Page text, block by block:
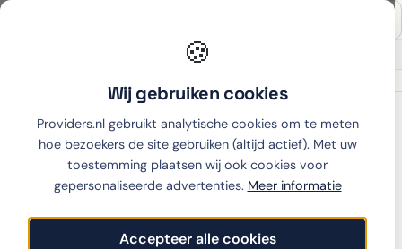
🍪
Wij gebruiken cookies
Providers.nl gebruikt analytische cookies om te meten
hoe bezoekers de site gebruiken (altijd actief). Met uw
toestemming plaatsen wij ook cookies voor
gepersonaliseerde advertenties. Meer informatie
Accepteer alle cookies
Thuiswinkel partner
Galaxy S26 Ultra› KPN
Samsung Galaxy S26 Ultra
met abonnement bij KPN